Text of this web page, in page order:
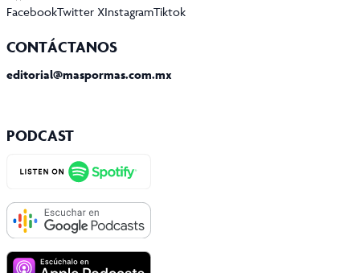
FacebookTwitter XInstagramTiktok
CONTÁCTANOS
editorial@maspormas.com.mx
PODCAST